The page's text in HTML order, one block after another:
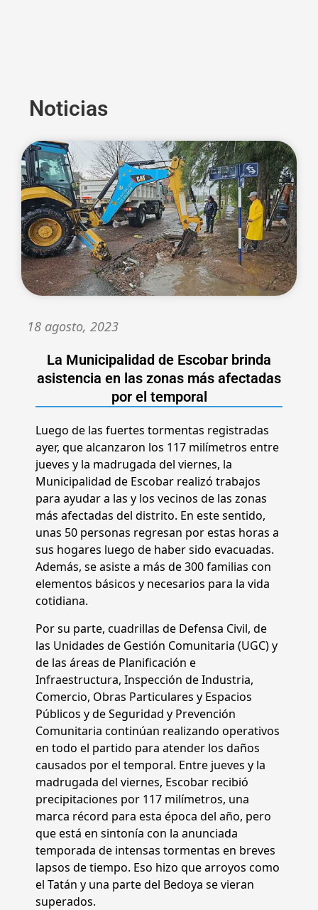
Noticias
18 agosto, 2023
La Municipalidad de Escobar brinda
asistencia en las zonas más afectadas
por el temporal
Luego de las fuertes tormentas registradas
ayer, que alcanzaron los 117 milímetros entre
jueves y la madrugada del viernes, la
Municipalidad de Escobar realizó trabajos
para ayudar a las y los vecinos de las zonas
más afectadas del distrito. En este sentido,
unas 50 personas regresan por estas horas a
sus hogares luego de haber sido evacuadas.
Además, se asiste a más de 300 familias con
elementos básicos y necesarios para la vida
cotidiana.
Por su parte, cuadrillas de Defensa Civil, de
las Unidades de Gestión Comunitaria (UGC) y
de las áreas de Planificación e
Infraestructura, Inspección de Industria,
Comercio, Obras Particulares y Espacios
Públicos y de Seguridad y Prevención
Comunitaria continúan realizando operativos
en todo el partido para atender los daños
causados por el temporal. Entre jueves y la
madrugada del viernes, Escobar recibió
precipitaciones por 117 milímetros, una
marca récord para esta época del año, pero
que está en sintonía con la anunciada
temporada de intensas tormentas en breves
lapsos de tiempo. Eso hizo que arroyos como
el Tatán y una parte del Bedoya se vieran
superados.